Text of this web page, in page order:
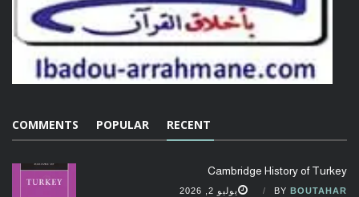
RECENT
POPULAR
COMMENTS
Cambridge History of Turkey
BY BOUTAHAR يوليو 2, 2026